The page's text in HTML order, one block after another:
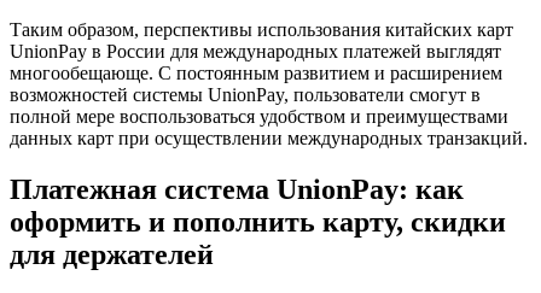
Таким образом, перспективы использования китайских карт
UnionPay в России для международных платежей выглядят
многообещающе. С постоянным развитием и расширением
возможностей системы UnionPay, пользователи смогут в
полной мере воспользоваться удобством и преимуществами
данных карт при осуществлении международных транзакций.
Платежная система UnionPay: как
оформить и пополнить карту, скидки
для держателей